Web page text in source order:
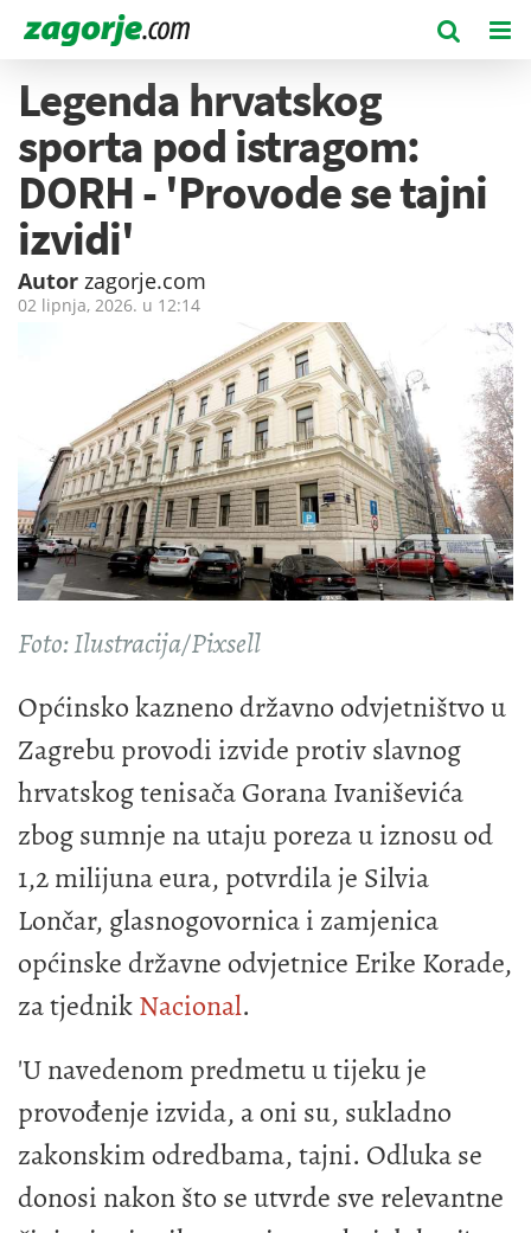
Legenda hrvatskog
sporta pod istragom:
DORH - 'Provode se tajni
izvidi'
Autor zagorje.com
02 lipnja, 2026. u 12:14
Foto: Ilustracija/Pixsell
Općinsko kazneno državno odvjetništvo u
Zagrebu provodi izvide protiv slavnog
hrvatskog tenisača Gorana Ivaniševića
zbog sumnje na utaju poreza u iznosu od
1,2 milijuna eura, potvrdila je Silvia
Lončar, glasnogovornica i zamjenica
općinske državne odvjetnice Erike Korade,
za tjednikNacional.
'U navedenom predmetu u tijeku je
provođenje izvida, a oni su, sukladno
zakonskim odredbama, tajni. Odluka se
donosi nakon što se utvrde sve relevantne